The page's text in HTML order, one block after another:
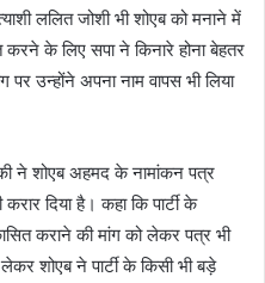
ललित जोशी भी शोएब को मनाने में
के लिए सपा ने किनारे होना बेहतर
उन्होंने अपना नाम वापस भी लिया
ने शोएब अहमद के नामांकन पत्र
दिया है। कहा कि पार्टी के
कराने की मांग को लेकर पत्र भी
शोएब ने पार्टी के किसी भी बड़े